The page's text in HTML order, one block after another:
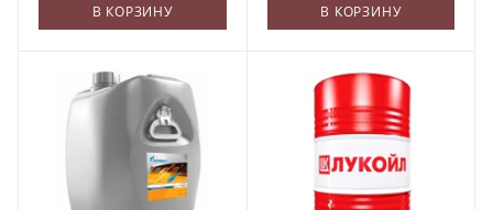
В КОРЗИНУ В КОРЗИНУ